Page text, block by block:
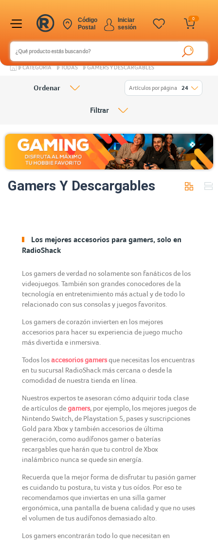
0
Iniciar
sesión
Código
Postal
CATEGORÍA TODAS GAMERS Y DESCARGABLES
Gamers Y Descargables
Ordenar Artículos por página 24
Filtrar
Los mejores accesorios para gamers, solo en
RadioShack
Los gamers de verdad no solamente son fanáticos de los
videojuegos. También son grandes conocedores de la
tecnología en entretenimiento más actual y de todo lo
relacionado con sus consolas y juegos favoritos.
Los gamers de corazón invierten en los mejores
accesorios para hacer su experiencia de juego mucho
más divertida e inmersiva.
Todos losaccesorios gamersque necesitas los encuentras
en tu sucursal RadioShack más cercana o desde la
comodidad de nuestra tienda en línea.
Nuestros expertos te asesoran cómo adquirir toda clase
de artículos degamers, por ejemplo, los mejores juegos de
Nintendo Switch, de Playstation 5, pases y suscripciones
Gold para Xbox y también accesorios de última
generación, como audífonos gamer o baterías
recargables que harán que tu control de Xbox
inalámbrico nunca se quede sin energía.
Recuerda que la mejor forma de disfrutar tu pasión gamer
es cuidando tu postura, tu vista y tus oídos. Por eso te
recomendamos que inviertas en una silla gamer
ergonómica, una pantalla de buena calidad y que no uses
el volumen de tus audífonos demasiado alto.
Los gamers encontrarán todo lo que necesitan en